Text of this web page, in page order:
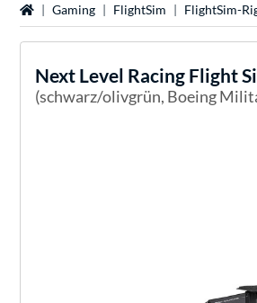
StartseiteGaming FlightSim FlightSim-
Next Level Racing Flight
(schwarz/olivgrün, Boeing